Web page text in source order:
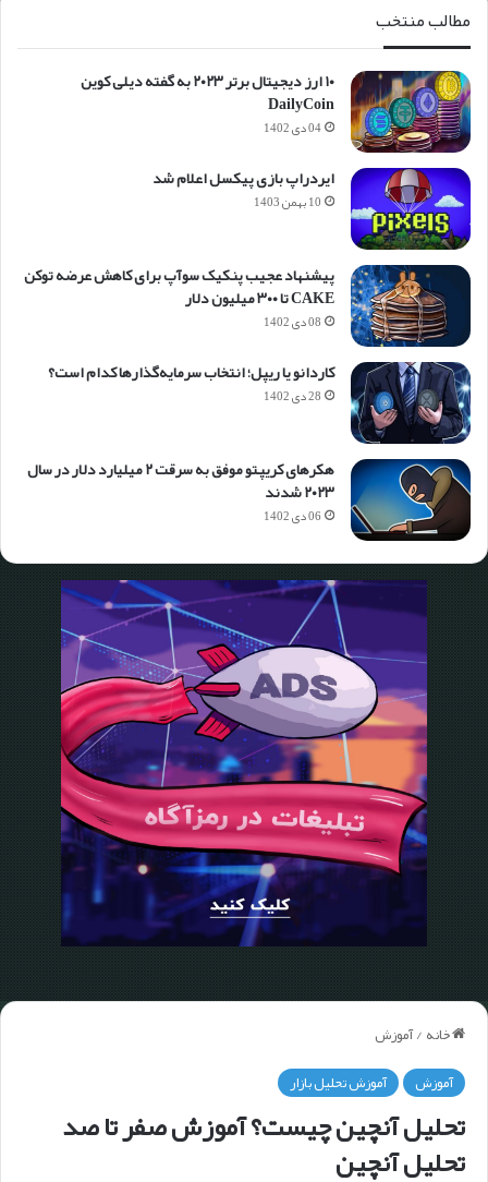
مطالب منتخب
۱۰ ارز دیجیتال برتر ۲۰۲۳ به گفته دیلی کوین
DailyCoin
04 دی 1402
ایردراپ بازی پیکسل اعلام شد
10 بهمن 1403
پیشنهاد عجیب پنکیک سوآپ برای کاهش عرضه توکن
CAKE تا ۳۰۰ میلیون دلار
08 دی 1402
کاردانو یا ریپل؛ انتخاب سرمایه‌گذارها کدام است؟
28 دی 1402
هکرهای کریپتو موفق به سرقت ۲ میلیارد دلار در سال
۲۰۲۳ شدند
06 دی 1402